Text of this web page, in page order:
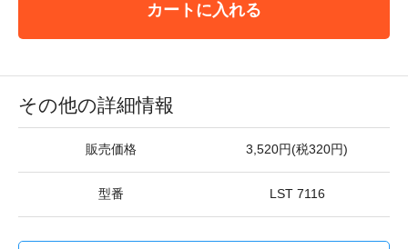
カートに入れる
その他の詳細情報
販売価格 3,520円(税320円)
型番 LST 7116